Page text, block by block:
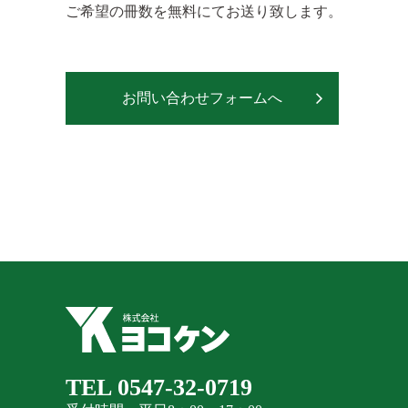
ご希望の冊数を無料にてお送り致します。
お問い合わせフォームへ
TEL 0547-32-0719